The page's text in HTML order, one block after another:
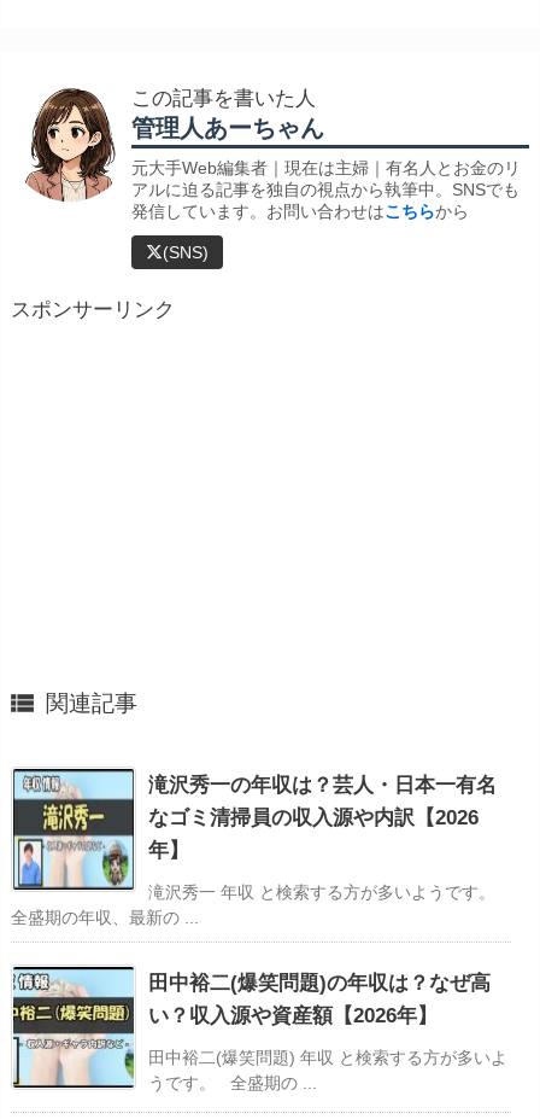
この記事を書いた人
管理人あーちゃん
元大手Web編集者｜現在は主婦｜有名人とお金のリ
アルに迫る記事を独自の視点から執筆中。SNSでも
発信しています。お問い合わせはこちらから
(SNS)
スポンサーリンク
 関連記事
滝沢秀一の年収は？芸人・日本一有名
なゴミ清掃員の収入源や内訳【2026
年】
滝沢秀一 年収 と検索する方が多いようです。
全盛期の年収、最新の ...
田中裕二(爆笑問題)の年収は？なぜ高
い？収入源や資産額【2026年】
田中裕二(爆笑問題) 年収 と検索する方が多いよ
うです。 全盛期の ...